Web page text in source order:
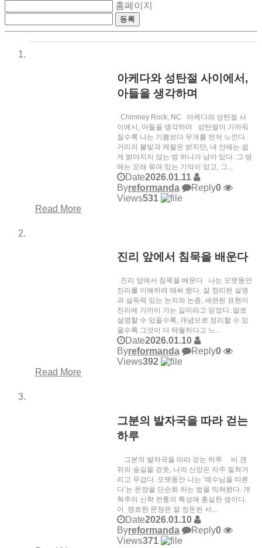
홈페이지
아케다와 성탄절 사이에서,
아들을 생각하며
Chimney Rock, NC 아케다와 성탄절 사
이에서, 아들을 생각하며 성탄절이 가까워
질수록 나는 기쁨보다 무게를 먼저 느낀다.
거리의 불빛과 캐럴은 밝지만, 내 안에는 쉽
게 밝아지지 않는 방 하나가 남아 있다. 그 방
에는 오래 묶여 있는 기억이 있고, 그...
Date2026.01.11
Byreformanda Reply0
Views531
Read More
진리 앞에서 침묵을 배운다
진리 앞에서 침묵을 배운다 나는 오랫동안
진리를 이해하려 애써 왔다. 잘 정리된 설명
과 설득력 있는 논지와 논증, 세련된 표현이
진리에 가까이 가는 길이라고 믿었다. 말로
설명할 수 있을수록, 개념으로 정리할 수 있
을수록 그것이 더 탁월하다고 느...
Date2026.01.10
Byreformanda Reply0
Views392
Read More
그분의 발자국을 따라 걷는
하루
그분의 발자국을 따라 걷는 하루 비 갠
뒤의 숲길을 걷듯, 나의 신앙은 자주 질척거
리고 무겁다. 오랫동안 나는 ‘예수님을 따른
다’는 문장을 딘순화 하는 법을 익혀왔다. 개
혁주의 신학 전통의 특성애 충실한 셈이다.
이 명료한 문장은 잘 정돈된 서...
Date2026.01.10
Byreformanda Reply0
Views371